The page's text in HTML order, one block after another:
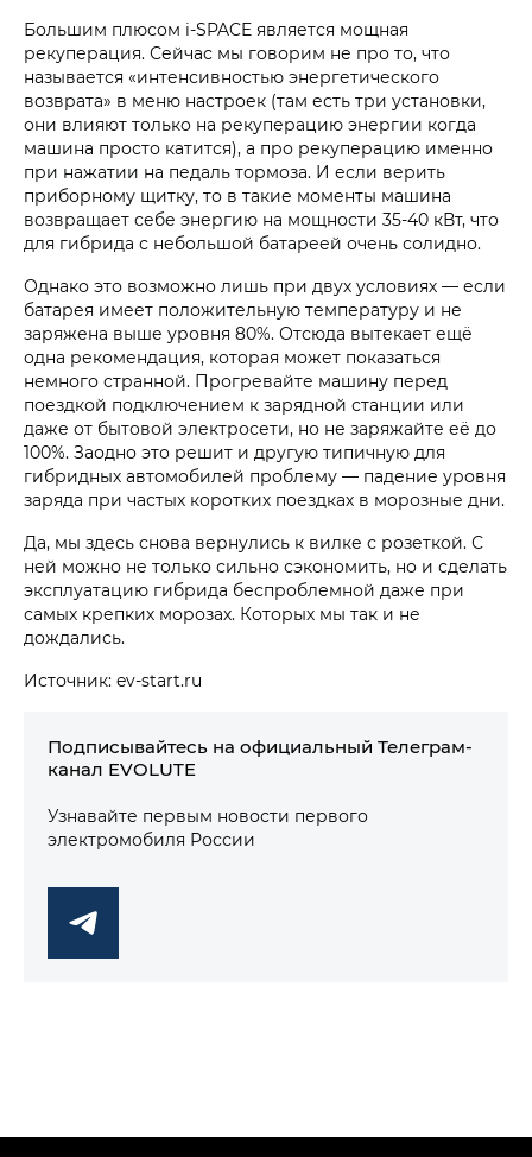
Большим плюсом i‑SPACE является мощная
рекуперация. Сейчас мы говорим не про то, что
называется «интенсивностью энергетического
возврата» в меню настроек (там есть три установки,
они влияют только на рекуперацию энергии когда
машина просто катится), а про рекуперацию именно
при нажатии на педаль тормоза. И если верить
приборному щитку, то в такие моменты машина
возвращает себе энергию на мощности 35-40 кВт, что
для гибрида с небольшой батареей очень солидно.
Однако это возможно лишь при двух условиях — если
батарея имеет положительную температуру и не
заряжена выше уровня 80%. Отсюда вытекает ещё
одна рекомендация, которая может показаться
немного странной. Прогревайте машину перед
поездкой подключением к зарядной станции или
даже от бытовой электросети, но не заряжайте её до
100%. Заодно это решит и другую типичную для
гибридных автомобилей проблему — падение уровня
заряда при частых коротких поездках в морозные дни.
Да, мы здесь снова вернулись к вилке с розеткой. С
ней можно не только сильно сэкономить, но и сделать
эксплуатацию гибрида беспроблемной даже при
самых крепких морозах. Которых мы так и не
дождались.
Источник: ev-start.ru
Подписывайтесь на официальный Телеграм-
канал EVOLUTE
Узнавайте первым новости первого
электромобиля России